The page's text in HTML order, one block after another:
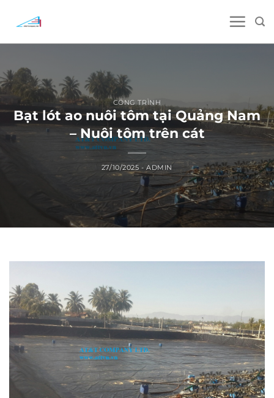
CÔNG TRÌNH
Bạt lót ao nuôi tôm tại Quảng Nam
– Nuôi tôm trên cát
27/10/2025 -ADMIN